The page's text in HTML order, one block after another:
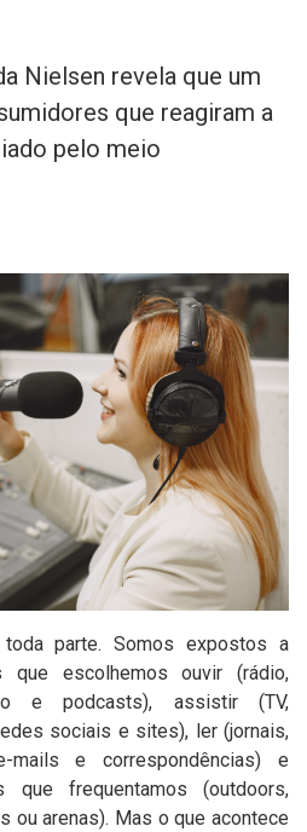
Nielsen revela que um
que reagiram a
pelo meio
parte. Somos expostos a
que escolhemos ouvir (rádio,
e podcasts), assistir (TV,
sociais e sites), ler (jornais,
mails e correspondências) e
que frequentamos (outdoors,
ou arenas). Mas o que acontece